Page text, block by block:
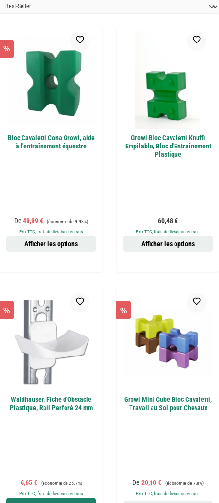
%
Bloc Cavaletti Cona Growi, aide
à l'entraînement équestre
Prix de vente :
De 49,99 € Prix régulier :
(économie de 9.93%)
Prix TTC, frais de livraison en sus
Afficher les options
Growi Bloc Cavaletti Knuffi
Empilable, Bloc d'Entraînement
Plastique
Prix régulier :
60,48 €
Prix TTC, frais de livraison en sus
Afficher les options
%
Waldhausen Fiche d'Obstacle
Plastique, Rail Perforé 24 mm
Prix de vente :
6,65 € Prix régulier :
(économie de 25.7%)
Prix TTC, frais de livraison en sus
%
Growi Mini Cube Bloc Cavaletti,
Travail au Sol pour Chevaux
Prix de vente :
De 20,10 € Prix régulier :
(économie de 7.8%)
Prix TTC, frais de livraison en sus